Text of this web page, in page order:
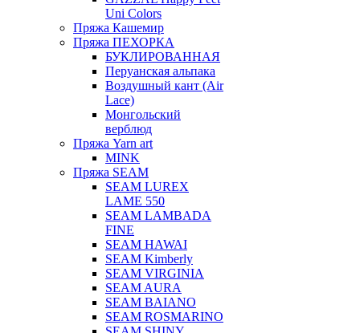
Uni Colors
Пряжа Кашемир
Пряжа ПЕХОРКА
БУКЛИРОВАННАЯ
Перуанская альпака
Воздушный кант (Air
Lace)
Монгольский
верблюд
Пряжа Yarn art
MINK
Пряжа SEAM
SEAM LUREX
LAME 550
SEAM LAMBADA
FINE
SEAM HAWAI
SEAM Kimberly
SEAM VIRGINIA
SEAM AURA
SEAM BAIANO
SEAM ROSMARINO